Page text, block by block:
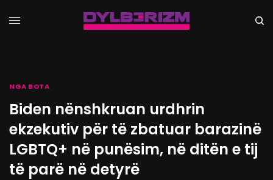
NGA BOTA
Biden nënshkruan urdhrin
ekzekutiv për të zbatuar barazinë
LGBTQ+ në punësim, në ditën e tij
të parë në detyrë